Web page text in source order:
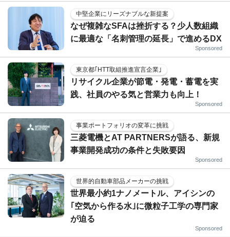
中堅企業にリーズナブルな新提案
なぜ複雑なSFAは挫折する？少人数組織
に最適な「名刺管理の延長」で進めるDX
Sponsored
東京都｢HTT取組推進宣言企業｣
リサイクル企業が節電・発電・蓄電を実
践、社員のやる気と営業力も向上！
Sponsored
事業ポートフォリオの変革に挑戦
三菱電機とAT PARTNERSが語る、新規
事業開発成功の条件と失敗要因
Sponsored
世界的自動車部品メーカーの挑戦
世界最小約1ナノメートル、アイシンの
｢空気から作る水｣に微粒子工学の専門家
が迫る
Sponsored